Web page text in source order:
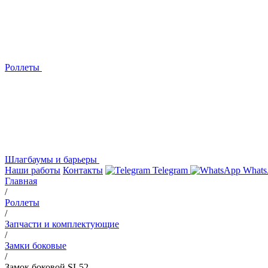
Роллеты
Шлагбаумы и барьеры
Наши работы Контакты Telegram
Главная
/
Роллеты
/
Запчасти и комплектующие
/
Замки боковые
/